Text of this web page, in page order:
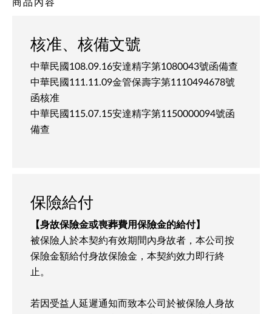
商品內容
核准、核備文號
中華民國108.09.16安達精字第1080043號函備查
中華民國111.11.09金管保壽字第1110494678號
函核准
中華民國115.07.15安達精字第1150000094號函
備查
保險給付
【身故保險金或喪葬費用保險金的給付】
被保險人於本契約有效期間內身故者，本公司按
保險金額給付身故保險金，本契約效力即行終
止。
若因受益人延遲通知而致本公司於被保險人身故